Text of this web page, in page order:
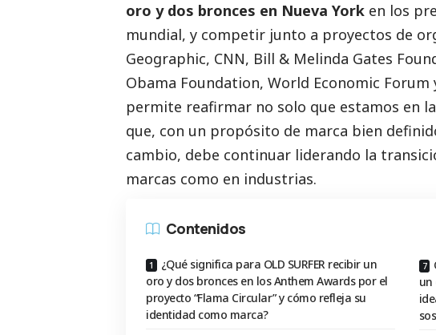
oro y dos bronces en Nueva York en los
mundial, y competir junto a proyectos de
Geographic, CNN, Bill & Melinda Gates
Obama Foundation, World Economic
permite reafirmar no solo que estamos en
que, con un propósito de marca bien
cambio, debe continuar liderando la
marcas como en industrias.
Contenidos
¿Qué significa para OLD SURFER recibir un
oro y dos bronces en los Anthem Awards por el
proyecto “Flama Circular” y cómo refleja su
identidad como marca?
un